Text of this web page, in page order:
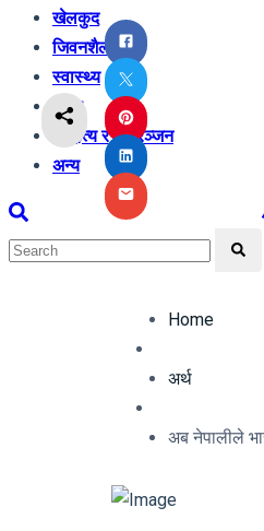
खेलकुद
जिवनशैली
स्वास्थ्य
शिक्षा
साहित्य र मनोरञ्जन
अन्य
Home
अर्थ
अब नेपालीले